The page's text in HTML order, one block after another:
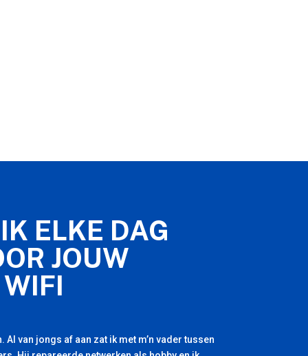
ELKE DAG
JOUW
Al van jongs af aan zat ik met m’n vader tussen